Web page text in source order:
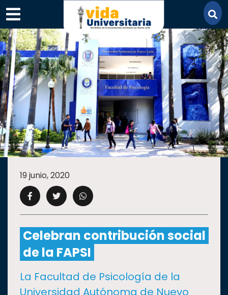
×
SECCIONES
ACADEMIA
CAMPUS UANL
CULTURA
DEPORTES
19 junio, 2020
Celebran contribución social
de la FAPSI
La Facultad de Psicología de la
Universidad Autónoma de Nuevo